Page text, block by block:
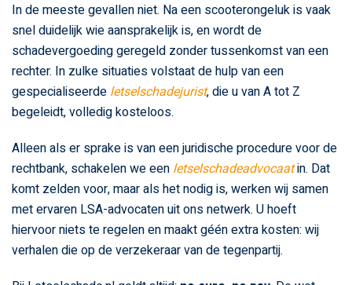
In de meeste gevallen niet. Na een scooterongeluk is vaak
snel duidelijk wie aansprakelijk is, en wordt de
schadevergoeding geregeld zonder tussenkomst van een
rechter. In zulke situaties volstaat de hulp van een
gespecialiseerde letselschadejurist, die u van A tot Z
begeleidt, volledig kosteloos.
Alleen als er sprake is van een juridische procedure voor de
rechtbank, schakelen we een letselschadeadvocaatin. Dat
komt zelden voor, maar als het nodig is, werken wij samen
met ervaren LSA-advocaten uit ons netwerk. U hoeft
hiervoor niets te regelen en maakt géén extra kosten: wij
verhalen die op de verzekeraar van de tegenpartij.